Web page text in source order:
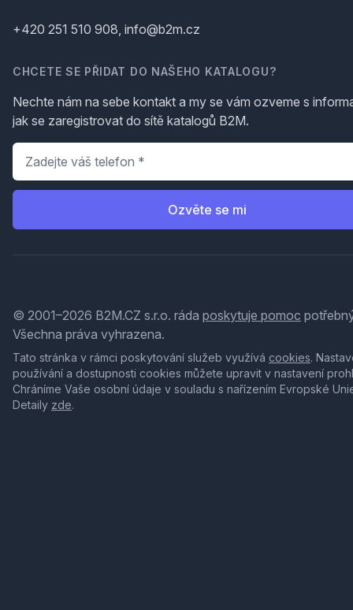
+420 251 510 908, info@b2m.cz
CHCETE SE PŘIDAT DO NAŠEHO KATALOGU?
Nechte nám na sebe kontakt a my se vám ozveme s
jak se zaregistrovat do sítě katalogů B2M.
Telefon
Ozvěte se mi
© 2001–2026 B2M.CZ s.r.o. ráda poskytuje pomoc
Všechna práva vyhrazena.
Tato stránka v rámci poskytování služeb využívá cookies.
používání a dostupnosti cookies můžete upravit v nastavení
Chráníme Vaše osobní údaje v souladu s nařízením Evropské
Detaily zde.